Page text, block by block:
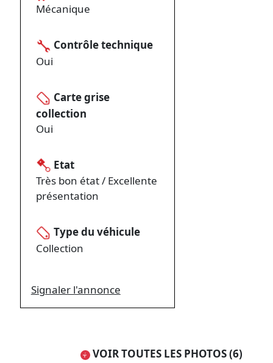
VOIR TOUTES LES PHOTOS (6)
Mécanique
Contrôle technique
Oui
Carte grise
collection
Oui
Etat
Très bon état / Excellente
présentation
Type du véhicule
Collection
Signaler l'annonce